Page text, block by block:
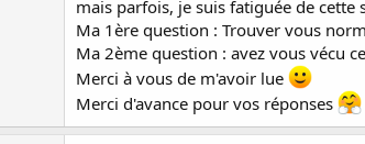
mais parfois, je suis fatiguée de cette
Ma 1ère question : Trouver vous
Ma 2ème question : avez vous vécu
Merci à vous de m'avoir lue
Merci d'avance pour vos réponses